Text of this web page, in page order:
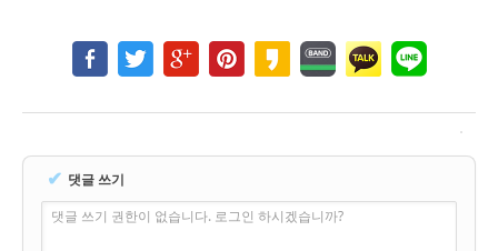
✔ 댓글 쓰기
댓글 쓰기 권한이 없습니다. 로그인 하시겠습니까?